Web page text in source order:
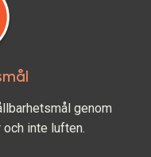
genom
inte luften.